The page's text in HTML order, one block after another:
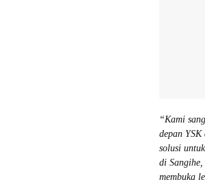
“Kami
depan
solusi
di Sangihe,
membuka